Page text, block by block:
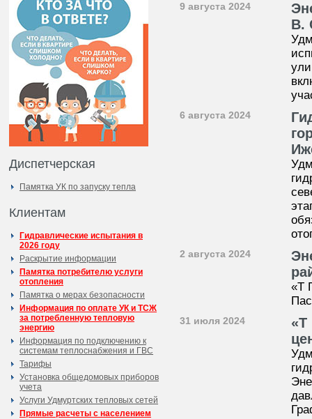
Диспетчерская
Памятка УК по запуску тепла
Клиентам
Гидравлические испытания в
2026 году
Раскрытие информации
Памятка потребителю услуги
отопления
Памятка о мерах безопасности
Информация по оплате УК и ТСЖ
за потребленную тепловую
энергию
Информация по подключению к
системам теплоснабжения и ГВС
Тарифы
Установка общедомовых приборов
учета
Услуги Удмуртских тепловых сетей
Прямые расчеты с населением
9 августа 2024
В.
6 августа 2024
2 августа 2024
«Т
31 июля 2024
«Т